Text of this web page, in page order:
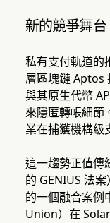
新的競爭舞台
私有支付軌道的
層區塊鏈 Aptos
與其原生代幣
來隱匿轉帳細節
業在捕獲機構級
這一趨勢正值傳
的 GENIUS 法
的一個融合案
Union）在